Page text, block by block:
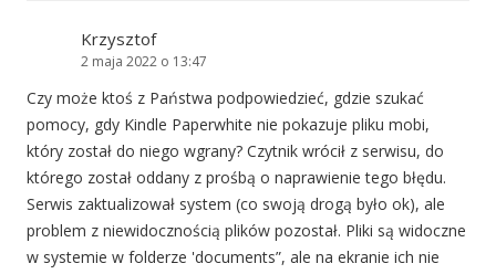
Krzysztof
2 maja 2022 o 13:47
Czy może ktoś z Państwa podpowiedzieć, gdzie szukać
pomocy, gdy Kindle Paperwhite nie pokazuje pliku mobi,
który został do niego wgrany? Czytnik wrócił z serwisu, do
którego został oddany z prośbą o naprawienie tego błędu.
Serwis zaktualizował system (co swoją drogą było ok), ale
problem z niewidocznością plików pozostał. Pliki są widoczne
w systemie w folderze 'documents”, ale na ekranie ich nie